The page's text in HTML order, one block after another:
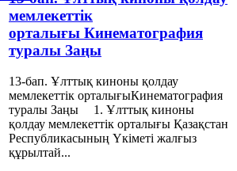
мемлекеттік
орталығы Кинематография
туралы Заңы
13-бап. Ұлттық киноны қолдау
мемлекеттік орталығыКинематография
туралы Заңы 1. Ұлттық киноны
қолдау мемлекеттік орталығы Қазақстан
Республикасының Үкіметі жалғыз
құрылтай...